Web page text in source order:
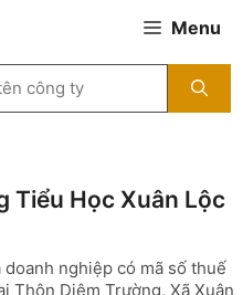
Menu
Học Xuân Lộc
doanh nghiệp có mã số thuế
Thôn Diêm Trường, Xã Xuân